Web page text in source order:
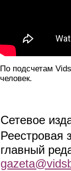
По подсчетам
человек.
Сетевое
Реестровая
главный